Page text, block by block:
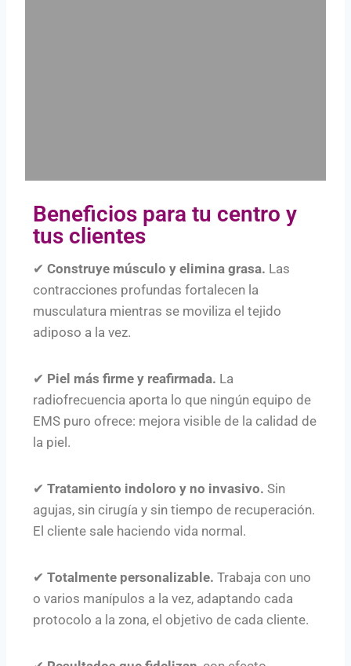
Beneficios para tu centro y
tus clientes
✔ Construye músculo y elimina grasa. Las
contracciones profundas fortalecen la
musculatura mientras se moviliza el tejido
adiposo a la vez.
✔ Piel más firme y reafirmada. La
radiofrecuencia aporta lo que ningún equipo de
EMS puro ofrece: mejora visible de la calidad de
la piel.
✔ Tratamiento indoloro y no invasivo. Sin
agujas, sin cirugía y sin tiempo de recuperación.
El cliente sale haciendo vida normal.
✔ Totalmente personalizable. Trabaja con uno
o varios manípulos a la vez, adaptando cada
protocolo a la zona, el objetivo de cada cliente.